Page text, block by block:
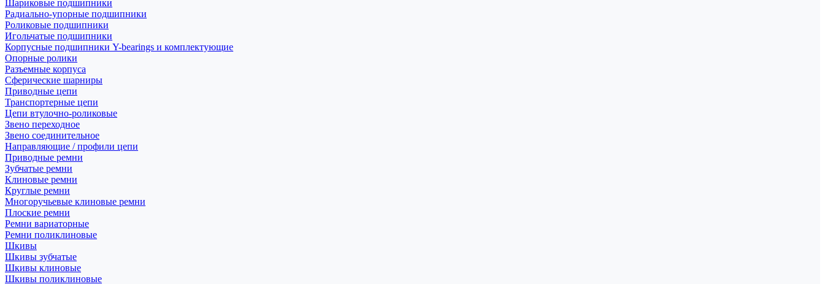
Шариковые подшипники
Радиально-упорные подшипники
Роликовые подшипники
Игольчатые подшипники
Корпусные подшипники Y-bearings и комплектующие
Опорные ролики
Разъемные корпуса
Сферические шарниры
Приводные цепи
Транспортерные цепи
Цепи втулочно-роликовые
Звено переходное
Звено соединительное
Направляющие / профили цепи
Приводные ремни
Зубчатые ремни
Клиновые ремни
Круглые ремни
Многоручьевые клиновые ремни
Плоские ремни
Ремни вариаторные
Ремни поликлиновые
Шкивы
Шкивы зубчатые
Шкивы клиновые
Шкивы поликлиновые